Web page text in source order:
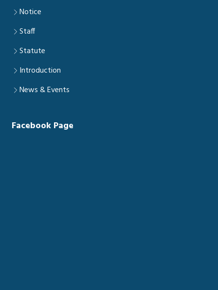
Notice
Staff
Statute
Introduction
News & Events
Facebook Page